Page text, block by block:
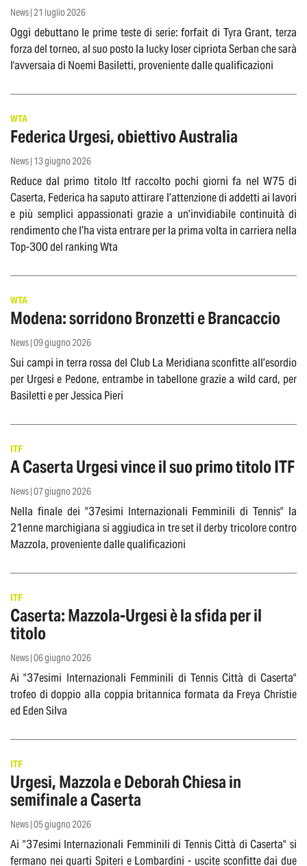
News | 21 luglio 2026
Oggi debuttano le prime teste di serie: forfait di Tyra Grant, terza
forza del torneo, al suo posto la lucky loser cipriota Serban che sarà
l'avversaia di Noemi Basiletti, proveniente dalle qualificazioni
WTA
Federica Urgesi, obiettivo Australia
News | 13 giugno 2026
Reduce dal primo titolo Itf raccolto pochi giorni fa nel W75 di
Caserta, Federica ha saputo attirare l’attenzione di addetti ai lavori
e più semplici appassionati grazie a un’invidiabile continuità di
rendimento che l’ha vista entrare per la prima volta in carriera nella
Top-300 del ranking Wta
WTA
Modena: sorridono Bronzetti e Brancaccio
News | 09 giugno 2026
Sui campi in terra rossa del Club La Meridiana sconfitte all’esordio
per Urgesi e Pedone, entrambe in tabellone grazie a wild card, per
Basiletti e per Jessica Pieri
ITF
A Caserta Urgesi vince il suo primo titolo ITF
News | 07 giugno 2026
Nella finale dei "37esimi Internazionali Femminili di Tennis" la
21enne marchigiana si aggiudica in tre set il derby tricolore contro
Mazzola, proveniente dalle qualificazioni
ITF
Caserta: Mazzola-Urgesi è la sfida per il
titolo
News | 06 giugno 2026
Ai "37esimi Internazionali Femminili di Tennis Città di Caserta"
trofeo di doppio alla coppia britannica formata da Freya Christie
ed Eden Silva
ITF
Urgesi, Mazzola e Deborah Chiesa in
semifinale a Caserta
News | 05 giugno 2026
Ai "37esimi Internazionali Femminili di Tennis Città di Caserta" si
fermano nei quarti Spiteri e Lombardini - uscite sconfitte dai due